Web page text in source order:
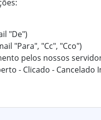
"De")
"Para", "Cc", "Cco")
pelos nossos
- Clicado - Cancelado